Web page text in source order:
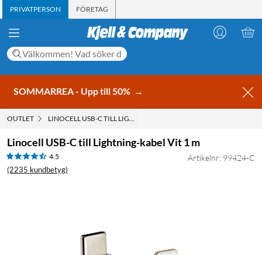
PRIVATPERSON FÖRETAG
SOMMARREA - Upp till 50% →
OUTLET LINOCELL USB-C TILL LIGHTNING-KABEL VIT 1 M
Linocell USB-C till Lightning-kabel Vit 1 m
4.5
(2235 kundbetyg)
Artikelnr: 99424-C